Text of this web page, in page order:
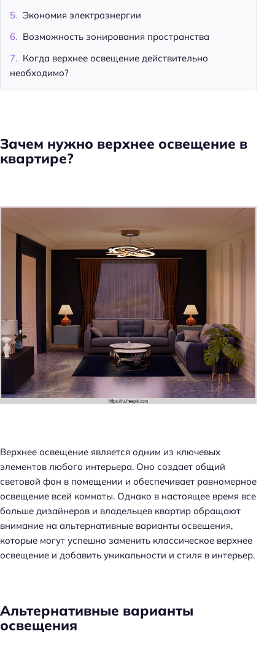
Зачем нужно верхнее освещение в
квартире?
Верхнее освещение является одним из ключевых
элементов любого интерьера. Оно создает общий
световой фон в помещении и обеспечивает равномерное
освещение всей комнаты. Однако в настоящее время все
больше дизайнеров и владельцев квартир обращают
внимание на альтернативные варианты освещения,
которые могут успешно заменить классическое верхнее
освещение и добавить уникальности и стиля в интерьер.
Альтернативные варианты
освещения
Экономия электроэнергии
Возможность зонирования пространства
Когда верхнее освещение действительно
необходимо?